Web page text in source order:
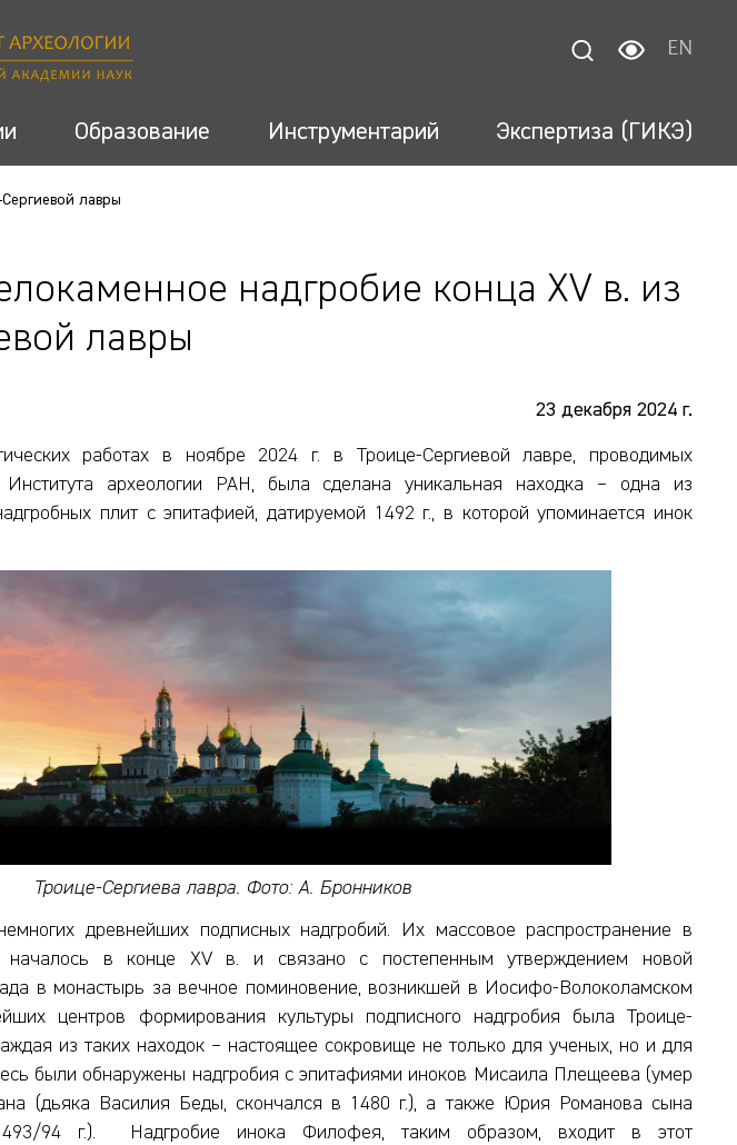
EN
Образование Инструментарий Экспертиза (ГИКЭ)
лавры
надгробие конца XV в. из
лавры
23 декабря 2024 г.
работах в ноябре 2024 г. в Троице-Сергиевой лавре, проводимых
Института археологии РАН, была сделана уникальная находка – одна из
плит с эпитафией, датируемой 1492 г., в которой упоминается инок
Троице-Сергиева лавра. Фото: А. Бронников
древнейших подписных надгробий. Их массовое распространение в
началось в конце XV в. и связано с постепенным утверждением новой
в монастырь за вечное поминовение, возникшей в Иосифо-Волоколамском
центров формирования культуры подписного надгробия была Троице-
из таких находок – настоящее сокровище не только для ученых, но и для
были обнаружены надгробия с эпитафиями иноков Мисаила Плещеева (умер
(дьяка Василия Беды, скончался в 1480 г.), а также Юрия Романова сына
94 г.). Надгробие инока Филофея, таким образом, входит в этот